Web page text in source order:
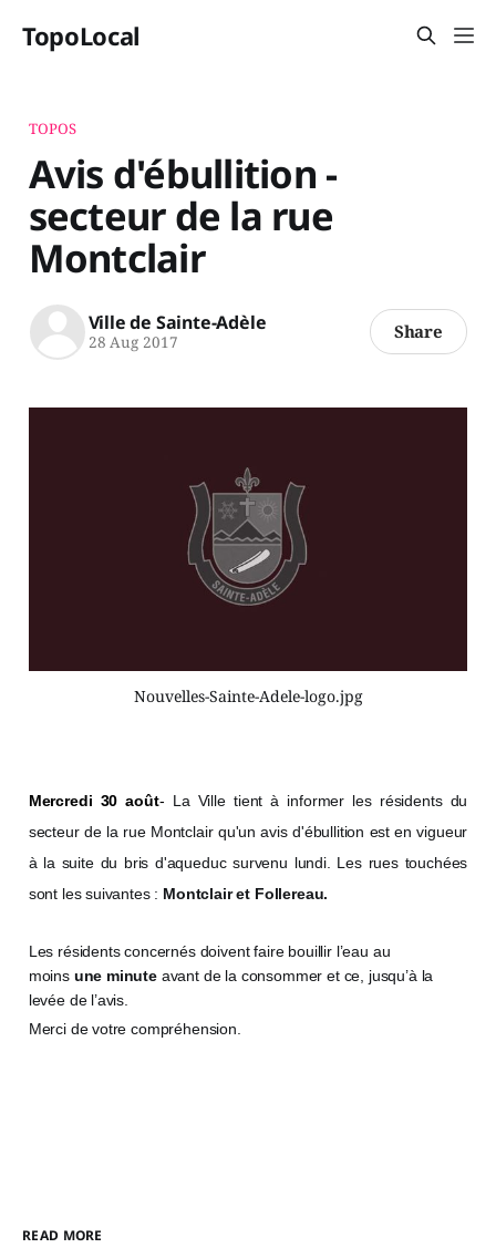
TopoLocal
TOPOS
Avis d'ébullition -
secteur de la rue
Montclair
Ville de Sainte-Adèle
28 Aug 2017 Share
Nouvelles-Sainte-Adele-logo.jpg
Mercredi 30 août- La Ville tient à informer les résidents du
secteur de la rue Montclair qu'un avis d'ébullition est en vigueur
à la suite du bris d'aqueduc survenu lundi. Les rues touchées
sont les suivantes : Montclair et Follereau.
Les résidents concernés doivent faire bouillir l’eau au
moins une minute avant de la consommer et ce, jusqu’à la
levée de l’avis.
Merci de votre compréhension.
READ MORE